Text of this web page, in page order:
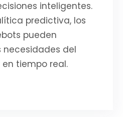
inteligentes.
predictiva, los
pueden
del
tiempo real.